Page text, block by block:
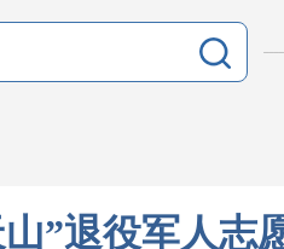
”退役军人志